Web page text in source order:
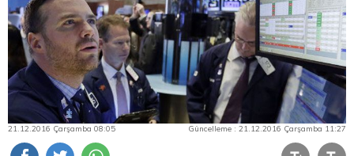
21.12.2016 Çarşamba 08:05 Güncelleme : 21.12.2016 Çarşamba 11:27